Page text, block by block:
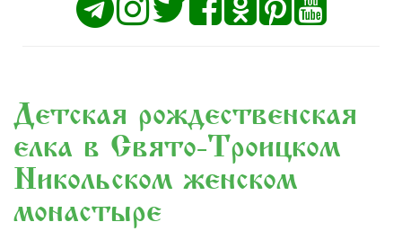
Детская рождественская
елка в Свято-Троицком
Никольском женском
монастыре